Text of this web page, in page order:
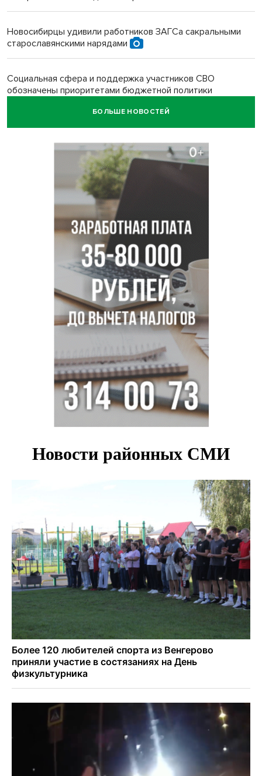
Новосибирцы удивили работников ЗАГСа сакральными
старославянскими нарядами
Социальная сфера и поддержка участников СВО
обозначены приоритетами бюджетной политики
БОЛЬШЕ НОВОСТЕЙ